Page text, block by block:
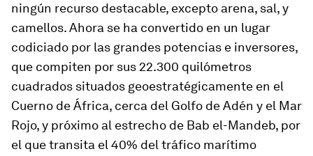
ningún recurso destacable, excepto arena, sal, y
camellos. Ahora se ha convertido en un lugar
codiciado por las grandes potencias e inversores,
que compiten por sus 22.300 quilómetros
cuadrados situados geoestratégicamente en el
Cuerno de África, cerca del Golfo de Adén y el Mar
Rojo,y próximo al estrecho de Bab el-Mandeb, por
el que transita el 40% del tráfico marítimo